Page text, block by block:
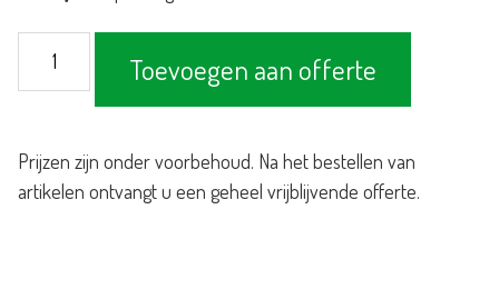
Toevoegen aan offerte
Prijzen zijn onder voorbehoud. Na het bestellen van
artikelen ontvangt u een geheel vrijblijvende offerte.